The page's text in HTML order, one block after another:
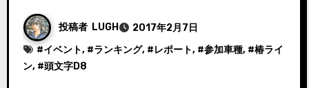
投稿者 LUGH
2017年2月7日
#イベント, #ランキング, #レポート, #参加車種, #椿ライ
ン, #頭文字D8